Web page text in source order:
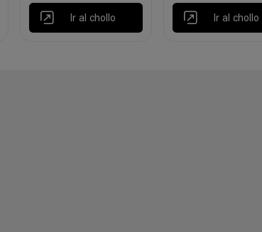
Ir al chollo Ir al chollo